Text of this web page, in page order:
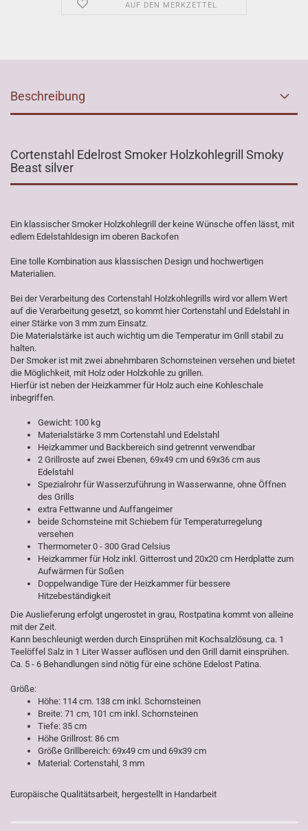
AUF DEN MERKZETTEL
Beschreibung
Cortenstahl Edelrost Smoker Holzkohlegrill Smoky
Beast silver
Ein klassischer Smoker Holzkohlegrill der keine Wünsche offen lässt, mit
edlem Edelstahldesign im oberen Backofen
Eine tolle Kombination aus klassischen Design und hochwertigen
Materialien.
Bei der Verarbeitung des Cortenstahl Holzkohlegrills wird vor allem Wert
auf die Verarbeitung gesetzt, so kommt hier Cortenstahl und Edelstahl in
einer Stärke von 3 mm zum Einsatz.
Die Materialstärke ist auch wichtig um die Temperatur im Grill stabil zu
halten.
Der Smoker ist mit zwei abnehmbaren Schornsteinen versehen und bietet
die Möglichkeit, mit Holz oder Holzkohle zu grillen.
Hierfür ist neben der Heizkammer für Holz auch eine Kohleschale
inbegriffen.
Gewicht: 100 kg
Materialstärke 3 mm Cortenstahl und Edelstahl
Heizkammer und Backbereich sind getrennt verwendbar
2 Grillroste auf zwei Ebenen, 69x49 cm und 69x36 cm aus
Edelstahl
Spezialrohr für Wasserzuführung in Wasserwanne, ohne Öffnen
des Grills
extra Fettwanne und Auffangeimer
beide Schornsteine mit Schiebern für Temperaturregelung
versehen
Thermometer 0 - 300 Grad Celsius
Heizkammer für Holz inkl. Gitterrost und 20x20 cm Herdplatte zum
Aufwärmen für Soßen
Doppelwandige Türe der Heizkammer für bessere
Hitzebeständigkeit
Die Auslieferung erfolgt ungerostet in grau, Rostpatina kommt von alleine
mit der Zeit.
Kann beschleunigt werden durch Einsprühen mit Kochsalzlösung, ca. 1
Teelöffel Salz in 1 Liter Wasser auflösen und den Grill damit einsprühen.
Ca. 5 - 6 Behandlungen sind nötig für eine schöne Edelost Patina.
Größe:
Höhe: 114 cm. 138 cm inkl. Schornsteinen
Breite: 71 cm, 101 cm inkl. Schornsteinen
Tiefe: 35 cm
Höhe Grillrost: 86 cm
Größe Grillbereich: 69x49 cm und 69x39 cm
Material: Cortenstahl, 3 mm
Europäische Qualitätsarbeit, hergestellt in Handarbeit